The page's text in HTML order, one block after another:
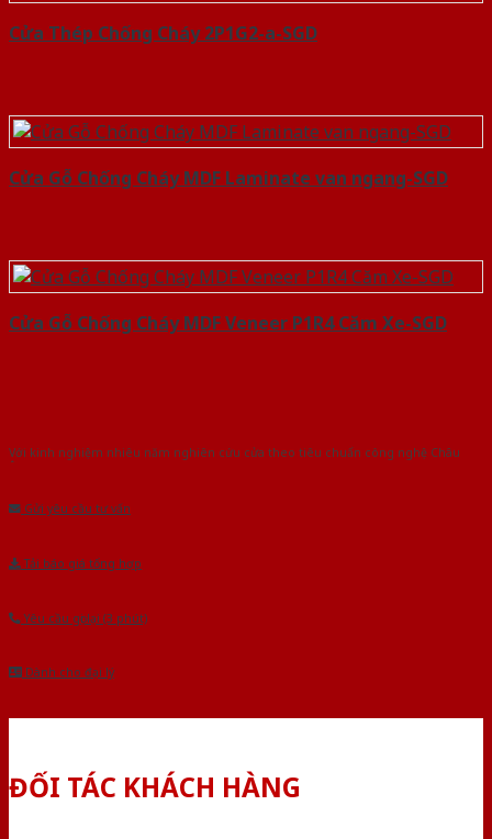
Cửa Thép Chống Cháy 2P1G2-a-SGD
Cửa Gỗ Chống Cháy MDF Laminate van ngang-SGD
Cửa Gỗ Chống Cháy MDF Veneer P1R4 Căm Xe-SGD
Với kinh nghiệm nhiêu năm nghiên cứu cửa theo tiêu chuẩn công nghệ Châu
Gửi yêu cầu tư vấn
Tải báo giá tổng hợp
Yêu cầu gọi lại (3 phút)
Dành cho đại lý
ĐỐI TÁC KHÁCH HÀNG